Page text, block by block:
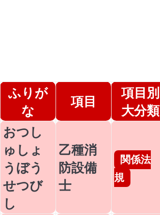
ふりが
な
項目
項目別
大分類
おつし
ゅしょ
うぼう
せつび
し
乙種消
防設備
士
関係法
規